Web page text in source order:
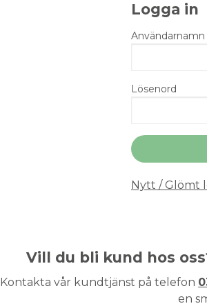
Logga in
Användarnamn
Lösenord
Nytt / Glömt
Vill du bli kund hos
Kontakta vår kundtjänst på telefon
en